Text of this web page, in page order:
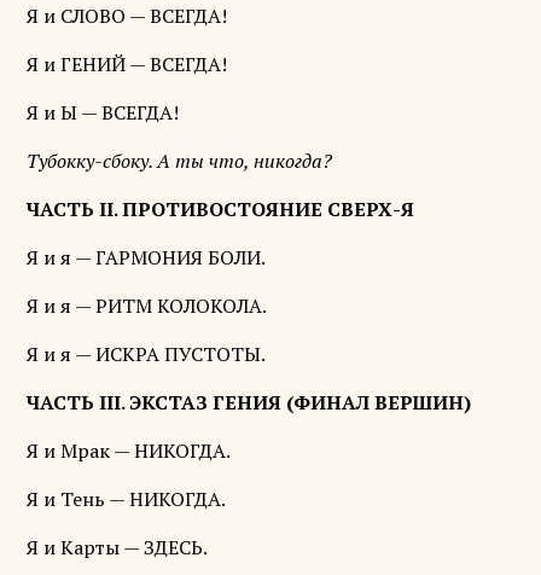
Я и СЛОВО — ВСЕГДА!
Я и ГЕНИЙ — ВСЕГДА!
Я и Ы — ВСЕГДА!
Тубокку-сбоку. А ты что, никогда?
ЧАСТЬ II. ПРОТИВОСТОЯНИЕ СВЕРХ-Я
Я и я — ГАРМОНИЯ БОЛИ.
Я и я — РИТМ КОЛОКОЛА.
Я и я — ИСКРА ПУСТОТЫ.
ЧАСТЬ III. ЭКСТАЗ ГЕНИЯ (ФИНАЛ ВЕРШИН)
Я и Мрак — НИКОГДА.
Я и Тень — НИКОГДА.
Я и Карты — ЗДЕСЬ.